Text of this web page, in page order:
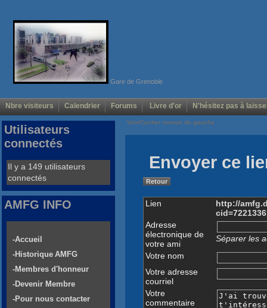
Gare de Grenoble
Nbre visiteurs Calendrier Forums Livre d'or N'hésitez pas à
Voir/Cacher menus de gauche
Envoyer ce
Retour
Lien
http://
Adresse
électronique de
votre ami
Séparer les
Votre nom
Votre adresse
courriel
Votre
commentaire
Utilisateurs
connectés
Il y a 149 utilisateurs
connectés
AMFG INFO
-Accueil
-Historique AMFG
-Membres d'honneur
-Devenir Membre
-Pour nous contacter